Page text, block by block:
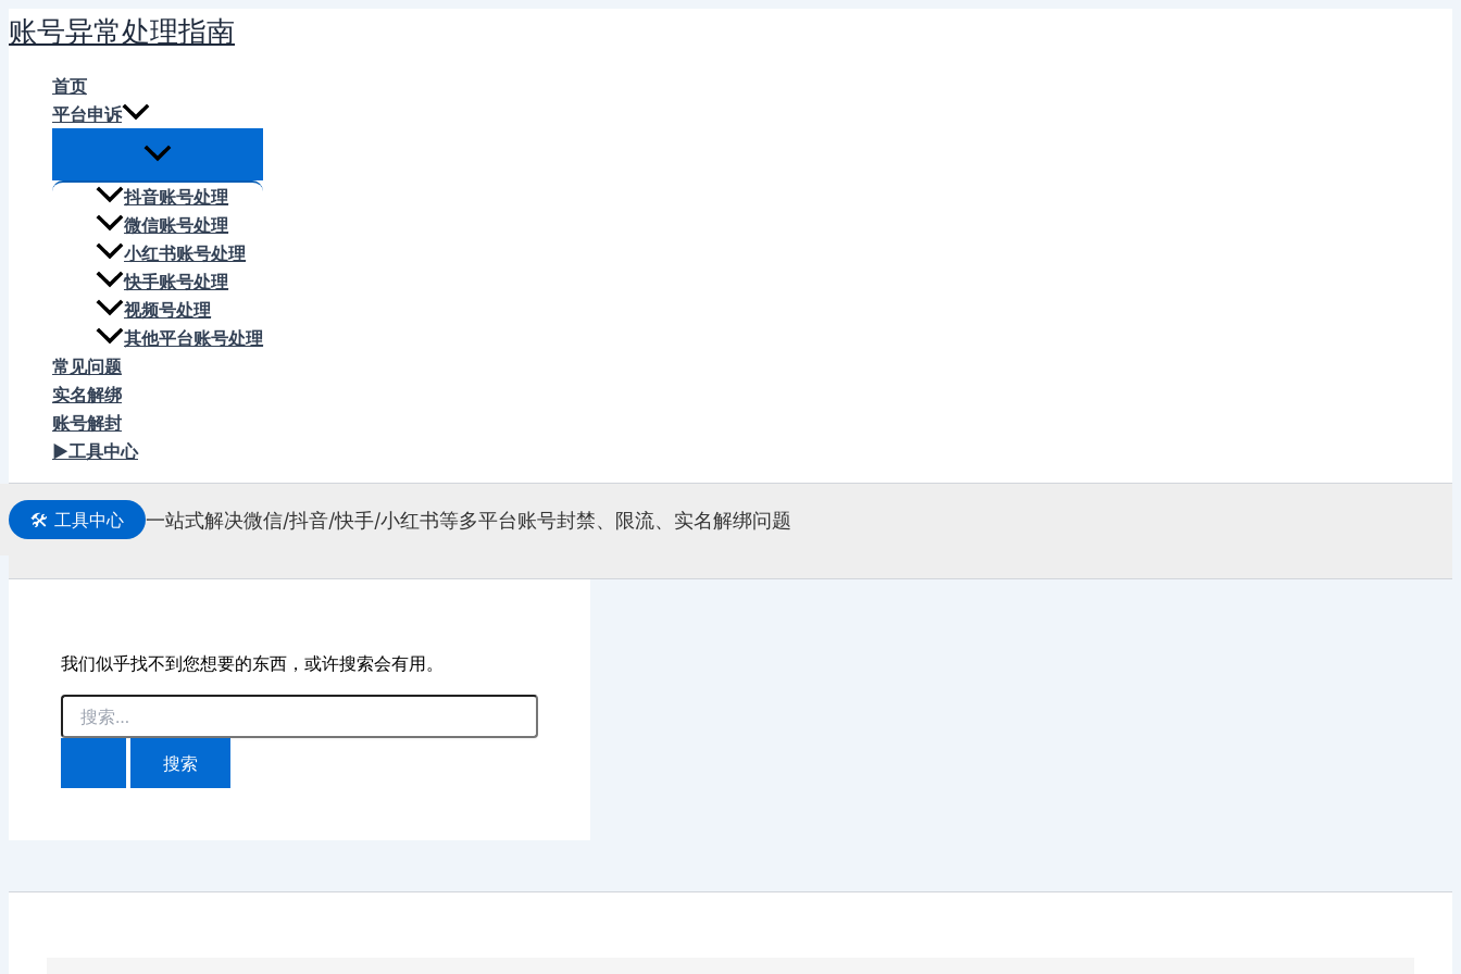
跳
至
账号异常处理指南
首页
平台申诉
抖音账号处理
微信账号处理
小红书账号处理
快手账号处理
视频号处理
其他平台账号处理
常见问题
实名解绑
账号解封
▶工具中心
🛠️ 工具中心 一站式解决微信/抖音/快手/小红书等多平台账号封禁、限流、实名解绑问题
我们似乎找不到您想要的东西，或许搜索会有用。
搜
索：